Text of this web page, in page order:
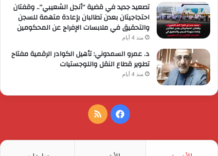
تصعيد جديد في قضية “أنجل الشعيبي”.. وقفتان
احتجاجيتان بعدن تطالبان بإعادة متهمة للسجن
والتحقيق في ملابسات الإفراج عن المحكومين
منذ 4 أيام
د. عمرو السمدوني: تأهيل الكوادر الرقمية مفتاح
تطوير قطاع النقل واللوجستيات
منذ 4 أيام
فيسبوكملخص